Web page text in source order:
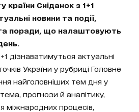
країни Сніданок з 1+1
новини та події,
поради, що налаштовують
дізнаватимуться актуальні
України у рубриці Головне
найголовніших тем дня у
прогнози й аналітику,
міжнародних процесів,